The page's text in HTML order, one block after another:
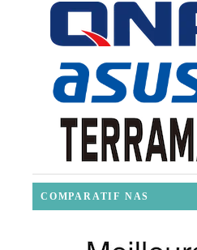
COMPARATIF NAS